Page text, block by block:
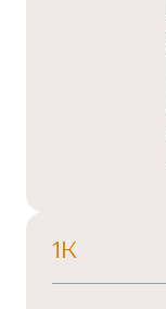
1К